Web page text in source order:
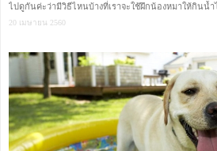
ไปดูกันค่ะว่ามีวิธีไหนบ้างที่เราจะใช้ฝึกน้องหมาให้กินน้ำ
20 เมษายน 2560